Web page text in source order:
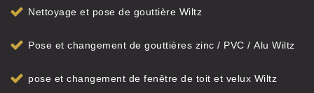
Nettoyage et pose de gouttière Wiltz
Pose et changement de gouttières zinc / PVC / Alu Wiltz
pose et changement de fenêtre de toit et velux Wiltz